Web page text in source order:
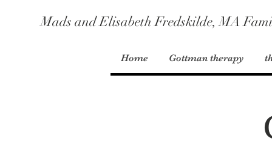
Mads and Elisabeth Fredskilde, MA
Home Gottman therapy